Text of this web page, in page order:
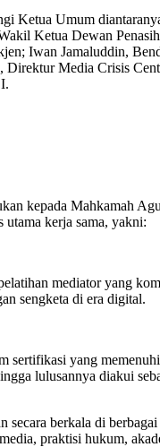
Ketua Umum
Ketua Dewan
Iwan Jamaluddin,
Direktur Media Crisis
kepada Mahkamah
kerja sama, yakni:
mediator yang
sengketa di era digital.
sertifikasi yang
lulusannya diakui
secara berkala di
praktisi hukum,